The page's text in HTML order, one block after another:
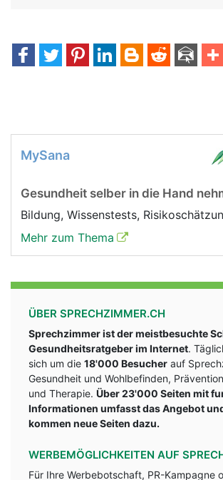
MySana
Gesundheit selber in die Hand
Bildung, Wissenstests,
Mehr zum Thema
ÜBER SPRECHZIMMER.CH
Sprechzimmer ist der meistbesuchte
Gesundheitsratgeber im Internet.
sich um die 18'000 Besucher auf
Gesundheit und Wohlbefinden,
und Therapie. Über 23'000 Seiten mit
Informationen umfasst das Angebot
kommen neue Seiten dazu.
WERBEMÖGLICHKEITEN AUF
Für Ihre Werbebotschaft, PR-Kampagne